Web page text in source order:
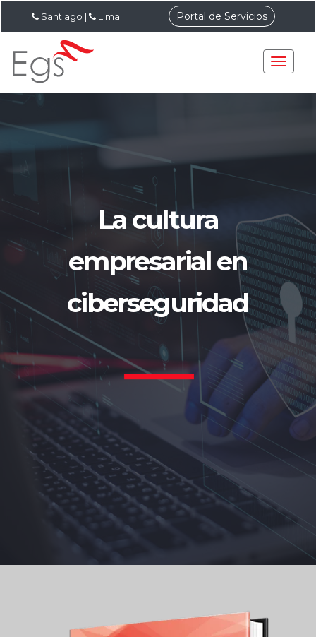
Santiago Lima Portal de Servicios
La cultura
empresarial en
ciberseguridad